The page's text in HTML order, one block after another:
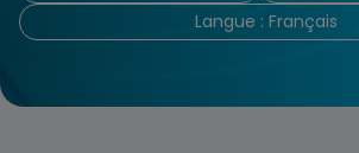
Langue : Français